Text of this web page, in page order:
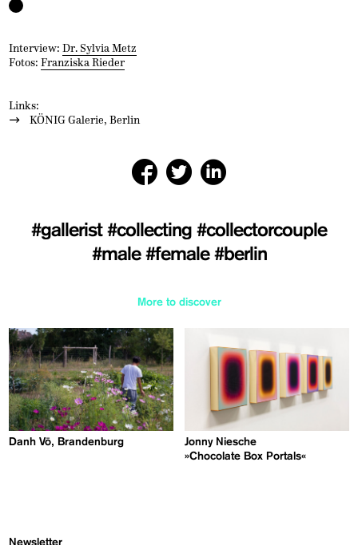
Interview:Dr. Sylvia Metz
Fotos:Franziska Rieder
Links:
KÖNIG Galerie, Berlin
#gallerist #collecting #collectorcouple
#male #female #berlin
More to discover
Danh Vō, Brandenburg
Jonny Niesche
»Chocolate Box Portals«
Newsletter